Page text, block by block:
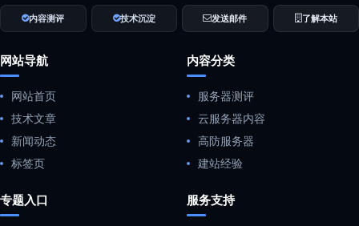
内容测评 技术沉淀 发送邮件 了解本站
网站导航
网站首页
技术文章
新闻动态
标签页
内容分类
服务器测评
云服务器内容
高防服务器
建站经验
专题入口 服务支持